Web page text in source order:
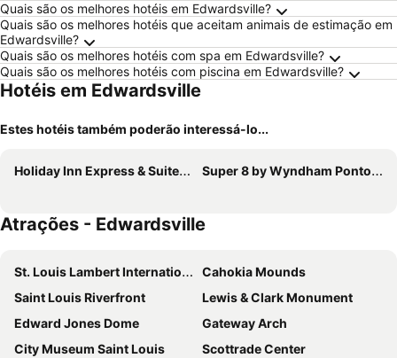
Quais são os melhores hotéis em Edwardsville?
Quais são os melhores hotéis que aceitam animais de estimação em
Edwardsville?
Quais são os melhores hotéis com spa em Edwardsville?
Quais são os melhores hotéis com piscina em Edwardsville?
Hotéis em Edwardsville
Estes hotéis também poderão interessá-lo...
Holiday Inn Express & Suites Edwardsville By Ihg Super 8 by Wyndham Pontoon Beach IL/St. Louis MO Area
Atrações - Edwardsville
St. Louis Lambert International Airport
Cahokia Mounds
Saint Louis Riverfront
Lewis & Clark Monument
Edward Jones Dome
Gateway Arch
City Museum Saint Louis
Scottrade Center